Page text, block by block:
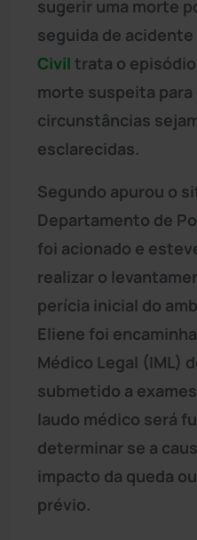
sugerir uma morte
seguida de
Civil trata o
morte suspeita
circunstâncias
esclarecidas.
Segundo apurou o
Departamento de
foi acionado e
realizar o
perícia inicial do
Eliene foi
Médico Legal (IML)
submetido a
laudo médico será
determinar se a
impacto da queda
prévio.